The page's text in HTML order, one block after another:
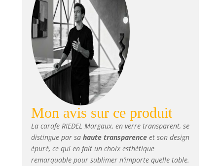
Mon avis sur ce produit
La carafe RIEDEL Margaux, en verre transparent, se
distingue par sa haute transparenceet son design
épuré, ce qui en fait un choix esthétique
remarquable pour sublimer n’importe quelle table.